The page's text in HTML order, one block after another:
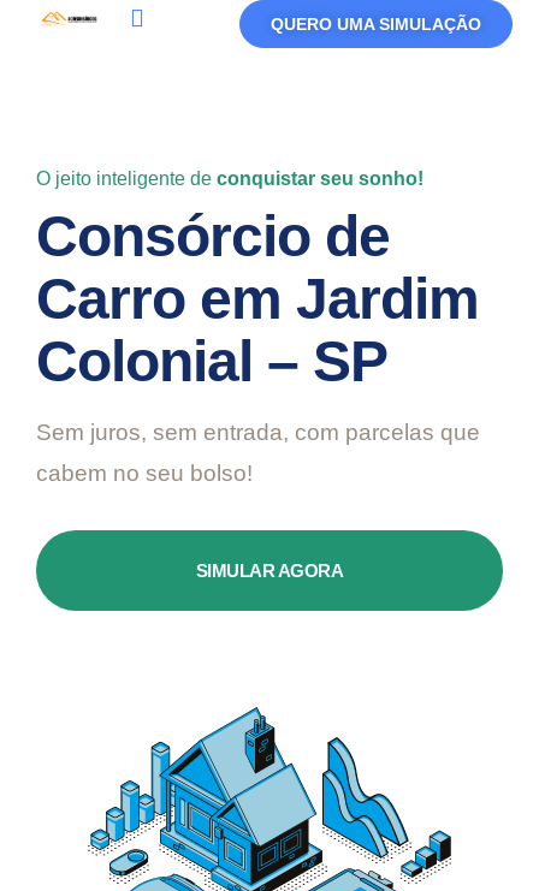
QUERO UMA SIMULAÇÃO
O jeito inteligente de conquistar seu sonho!
Consórcio de
Carro em Jardim
Colonial – SP
Sem juros, sem entrada, com parcelas que
cabem no seu bolso!
SIMULAR AGORA